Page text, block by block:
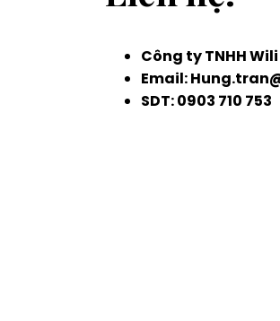
Công ty TNHH
Email:
SDT: 0903 710 753